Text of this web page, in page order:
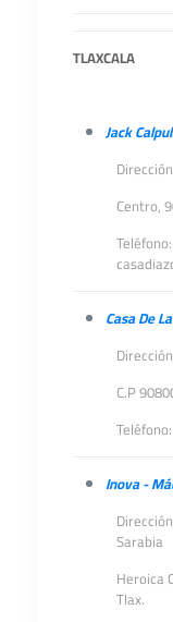
TLAXCALA
Jack
Centro,
Casa De
C.P
Inova -
Sarabia
Heroica
Tlax.